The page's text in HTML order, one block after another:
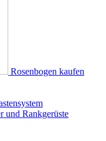
Rosenbogen kaufen
und Rankgerüste